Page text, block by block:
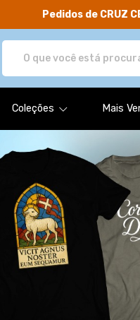
Pedidos de CRUZ
Coleções Mais